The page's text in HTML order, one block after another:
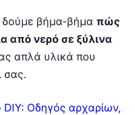
δούμε βήμα-βήμα πώς
από νερό σε ξύλινα
απλά υλικά που
σας.
DIY: Οδηγός αρχαρίων,